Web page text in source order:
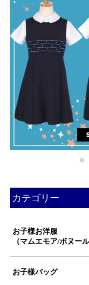
カテゴリー
お子様お洋服
（マムエモア/ボヌール
お子様バッグ